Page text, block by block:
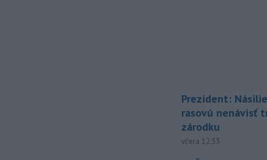
Prezident:
rasovú nenávisť
zárodku
včera 12:33